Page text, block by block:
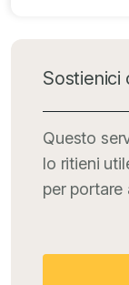
Sostienici
Questo
lo ritieni
per